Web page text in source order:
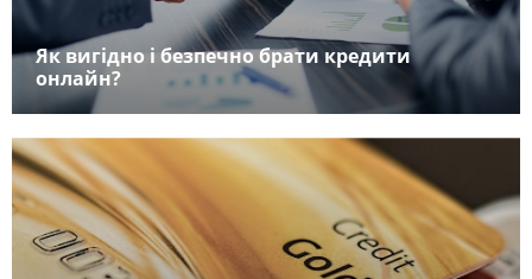
Як вигідно і безпечно брати кредити
онлайн?